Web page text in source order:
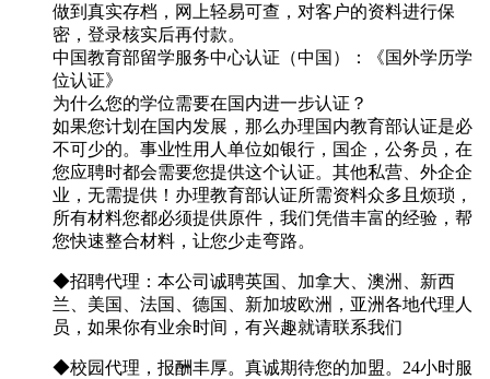
做到真实存档，网上轻易可查，对客户的资料进行保
密，登录核实后再付款。
中国教育部留学服务中心认证（中国）：《国外学历学
位认证》
为什么您的学位需要在国内进一步认证？
如果您计划在国内发展，那么办理国内教育部认证是必
不可少的。事业性用人单位如银行，国企，公务员，在
您应聘时都会需要您提供这个认证。其他私营、外企企
业，无需提供！办理教育部认证所需资料众多且烦琐，
所有材料您都必须提供原件，我们凭借丰富的经验，帮
您快速整合材料，让您少走弯路。
◆招聘代理：本公司诚聘英国、加拿大、澳洲、新西
兰、美国、法国、德国、新加坡欧洲，亚洲各地代理人
员，如果你有业余时间，有兴趣就请联系我们
◆校园代理，报酬丰厚。真诚期待您的加盟。24小时服